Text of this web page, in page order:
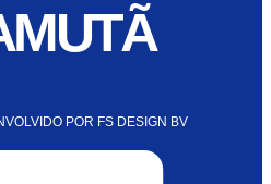
POR FS DESIGN BV